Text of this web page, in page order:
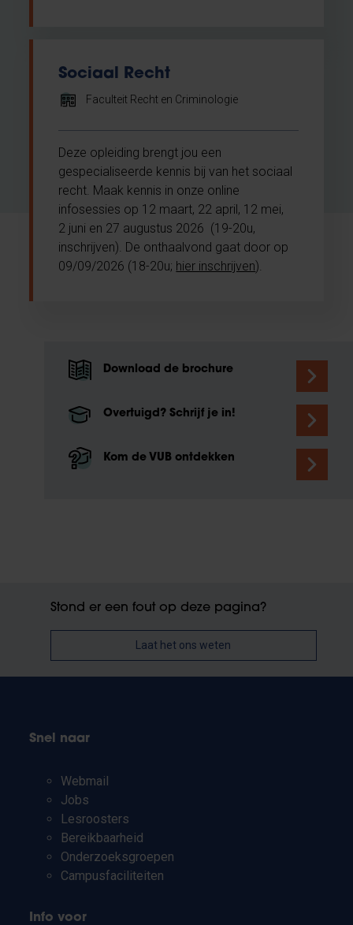
Sociaal Recht
Faculteit Recht en Criminologie
Deze opleiding brengt jou een
gespecialiseerde kennis bij van het sociaal
recht. Maak kennis in onze online
infosessies op 12 maart, 22 april, 12 mei,
2 juni en 27 augustus 2026 (19-20u,
inschrijven). De onthaalvond gaat door op
09/09/2026 (18-20u; hier inschrijven).
Download de brochure
Overtuigd? Schrijf je in!
Kom de VUB ontdekken
Stond er een fout op deze pagina?
Laat het ons weten
Snel naar
Webmail
Jobs
Lesroosters
Bereikbaarheid
Onderzoeksgroepen
Campusfaciliteiten
Info voor